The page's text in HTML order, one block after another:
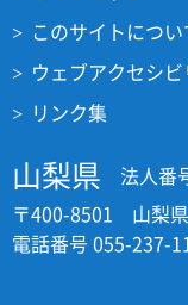
このサイトについ
ウェブアクセシ
リンク集
山梨県
法人番
〒400-8501 山梨
電話番号 055-237-